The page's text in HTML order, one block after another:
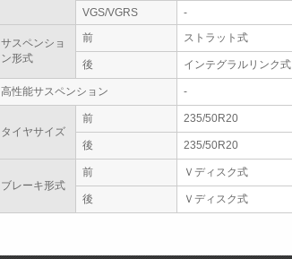
VGS/VGRS -
サスペンショ
ン形式
前 ストラット式
後 インテグラルリンク式
高性能サスペンション -
タイヤサイズ
前 235/50R20
後 235/50R20
ブレーキ形式
前 Ｖディスク式
後 Ｖディスク式